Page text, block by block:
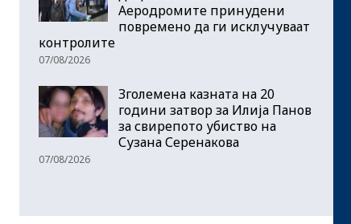
Аеродромите принудени
повремено да ги исклучуваат
контролите
07/08/2026
Зголемена казната на 20
години затвор за Илија Панов
за свирепото убиство на
Сузана Серенакова
07/08/2026